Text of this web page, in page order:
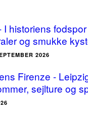
historiens
og smukke
2026
Firenze -
sejlture og